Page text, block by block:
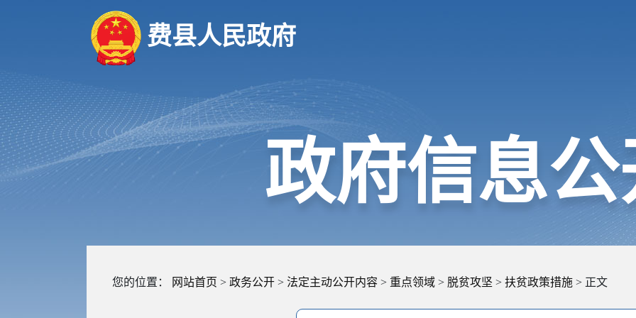
费县人民政府
政府信息
您的位置： 网站首页 > 政务公开 > 法定主动公开内容 > 重点领域 > 脱贫攻坚 > 扶贫政策措施 > 正文